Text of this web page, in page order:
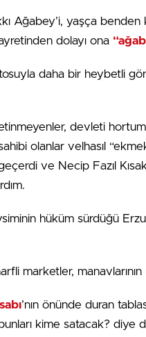
Ağabey’i, yaşça
dolayı ona
daha bir heybetli
devleti
olanlar velhasıl
ve Necip Fazıl
hüküm sürdüğü
marketler,
’nın önünde duran
kime satacak? diye